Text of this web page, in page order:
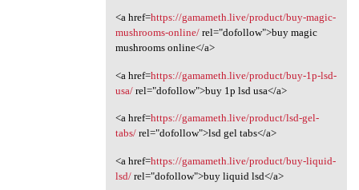
<a href=https://gamameth.live/product/buy-magic-
mushrooms-online/rel="dofollow">buy magic
mushrooms online</a>
<a href=https://gamameth.live/product/buy-1p-lsd-
usa/rel="dofollow">buy 1p lsd usa</a>
<a href=https://gamameth.live/product/lsd-gel-
tabs/rel="dofollow">lsd gel tabs</a>
<a href=https://gamameth.live/product/buy-liquid-
lsd/rel="dofollow">buy liquid lsd</a>